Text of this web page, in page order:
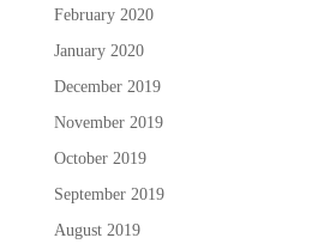
February 2020
January 2020
December 2019
November 2019
October 2019
September 2019
August 2019